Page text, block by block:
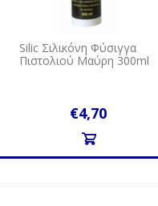
Silic Σιλικόνη Φύσιγγα
Πιστολιού Μαύρη 300ml
€4,70